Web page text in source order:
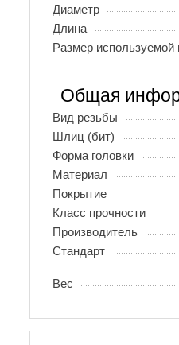
Диаметр
Длина
Размер используемой
Общая
Вид резьбы
Шлиц (бит)
Форма головки
Материал
Покрытие
Класс прочности
Производитель
Стандарт
Вес